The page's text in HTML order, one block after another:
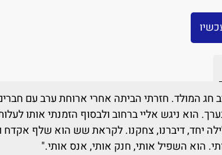
חג המולד. חזרתי הביתה אחרי ארוחת ערב עם
הוא ניגש אליי ברחוב ולבסוף הזמנתי אותו
יחד, דיברנו, צחקנו. לקראת שש הוא שלף אקדח
הוא השפיל אותי, חנק אותי, אנס אותי."